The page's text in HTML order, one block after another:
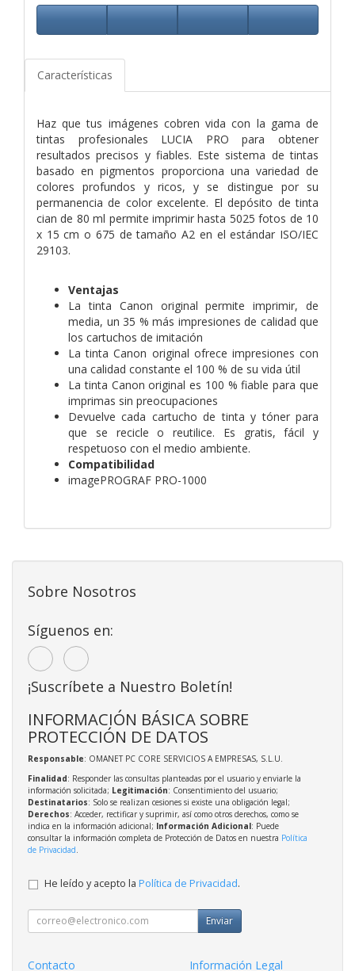
Características
Haz que tus imágenes cobren vida con la gama de
tintas profesionales LUCIA PRO para obtener
resultados precisos y fiables. Este sistema de tintas
basado en pigmentos proporciona una variedad de
colores profundos y ricos, y se distingue por su
permanencia de color excelente. El depósito de tinta
cian de 80 ml permite imprimir hasta 5025 fotos de 10
x 15 cm o 675 de tamaño A2 en el estándar ISO/IEC
29103.
Ventajas
La tinta Canon original permite imprimir, de
media, un 35 % más impresiones de calidad que
los cartuchos de imitación
La tinta Canon original ofrece impresiones con
una calidad constante el 100 % de su vida útil
La tinta Canon original es 100 % fiable para que
imprimas sin preocupaciones
Devuelve cada cartucho de tinta y tóner para
que se recicle o reutilice. Es gratis, fácil y
respetuoso con el medio ambiente.
Compatibilidad
imagePROGRAF PRO-1000
Sobre Nosotros
Síguenos en:
¡Suscríbete a Nuestro Boletín!
INFORMACIÓN BÁSICA SOBRE
PROTECCIÓN DE DATOS
Responsable: OMANET PC CORE SERVICIOS A EMPRESAS, S.L.U.
Finalidad: Responder las consultas planteadas por el usuario y enviarle la
información solicitada; Legitimación: Consentimiento del usuario;
Destinatarios: Solo se realizan cesiones si existe una obligación legal;
Derechos: Acceder, rectificar y suprimir, así como otros derechos, como se
indica en la información adicional; Información Adicional: Puede
consultar la información completa de Protección de Datos en nuestra Política
de Privacidad
He leído y acepto la Política de Privacidad.
Enviar
Contacto Información Legal